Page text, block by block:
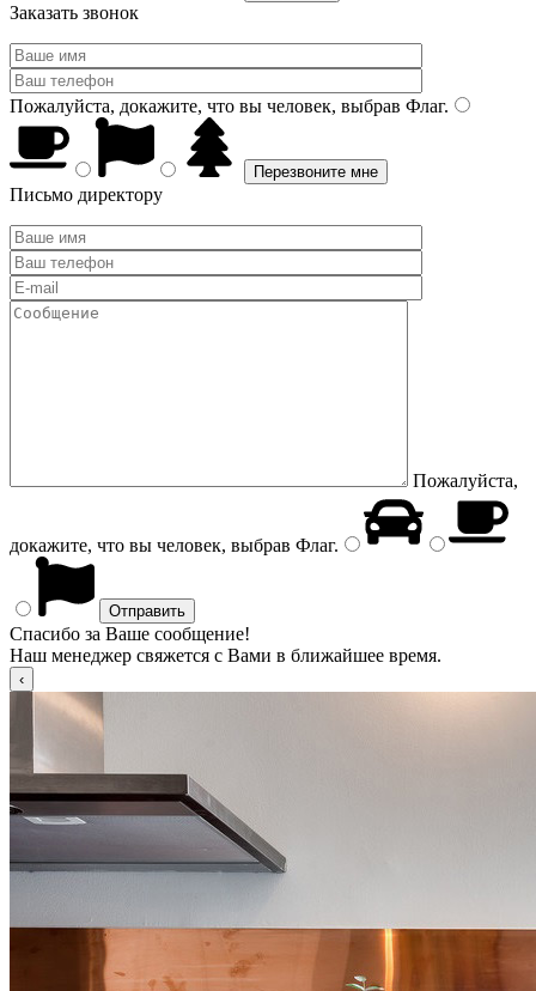
Заказать звонок
Пожалуйста, докажите, что вы человек, выбрав Флаг.
Письмо директору
Пожалуйста,
докажите, что вы человек, выбрав Флаг.
Спасибо за Ваше сообщение!
Наш менеджер свяжется с Вами в ближайшее время.